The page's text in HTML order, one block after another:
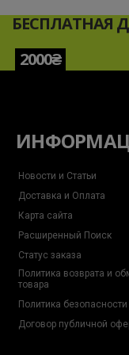
БЕСПЛАТНАЯ
2000₴
Новости и Статьи
Доставка и Оплата
Карта сайта
Расширенный Поиск
Статус заказа
Политика возврата и
товара
Политика безопасности
Договор публичной